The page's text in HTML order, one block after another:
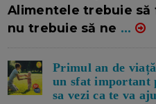
Alimentele trebuie
nu trebuie să ne ...
Primul an de
un sfat important
sa vezi ca te va